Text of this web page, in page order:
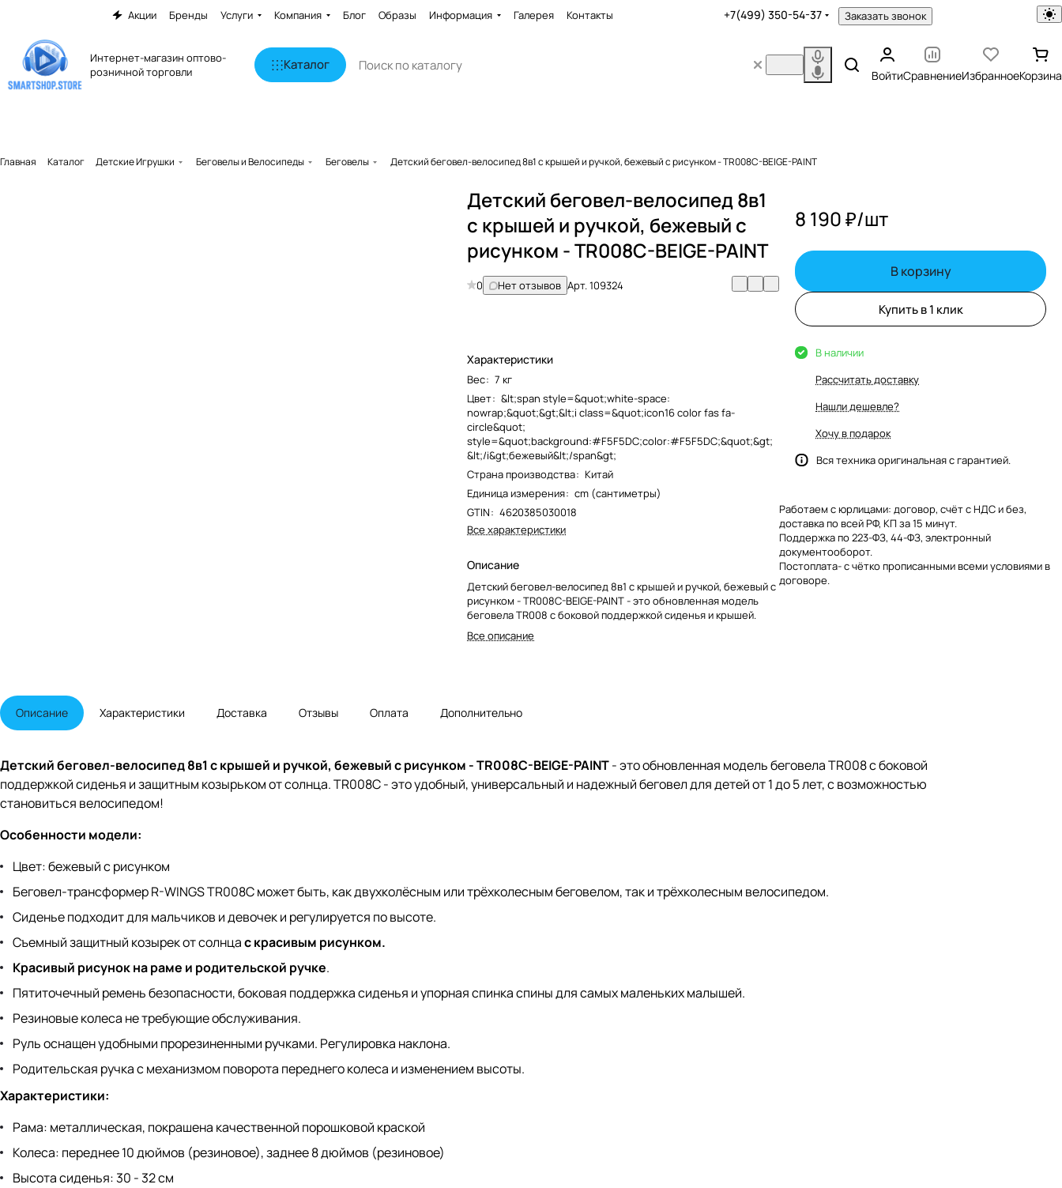
Акции Бренды Услуги Компания Блог Образы Информация Галерея Контакты +7(499) 350-54-37 Заказать звонок
Интернет-магазин оптово-
розничной торговли
Каталог
ВойтиСравнениеИзбранноеКорзина
Главная Каталог Детские Игрушки Беговелы и Велосипеды Беговелы Детский беговел-велосипед 8в1 с крышей и ручкой, бежевый с рисунком - TR008C-BEIGE-PAINT
Детский беговел-велосипед 8в1
с крышей и ручкой, бежевый с
рисунком - TR008C-BEIGE-PAINT
0 Нет отзывов Арт.109324
Характеристики
Вес: 7 кг
Цвет: &lt;span style=&quot;white-space:
nowrap;&quot;&gt;&lt;i class=&quot;icon16 color fas fa-
circle&quot;
style=&quot;background:#F5F5DC;color:#F5F5DC;&quot;&gt;
&lt;/i&gt;бежевый&lt;/span&gt;
Страна производства: Китай
Единица измерения: cm (сантиметры)
GTIN: 4620385030018
Все характеристики
Описание
Детский беговел-велосипед 8в1 с крышей и ручкой, бежевый с
рисунком - TR008C-BEIGE-PAINT - это обновленная модель
беговела TR008 с боковой поддержкой сиденья и крышей.
Все описание
8 190 ₽/шт
В корзину
Купить в 1 клик
В наличии
Рассчитать доставку
Нашли дешевле?
Хочу в подарок
Вся техника оригинальная с гарантией.
Работаем с юрлицами: договор, счёт с НДС и без,
доставка по всей РФ, КП за 15 минут.
Поддержка по 223-ФЗ, 44-ФЗ, электронный
документооборот.
Постоплата- с чётко прописанными всеми условиями в
договоре.
Описание Характеристики Доставка Отзывы Оплата Дополнительно
Детский беговел-велосипед 8в1 с крышей и ручкой, бежевый с рисунком - TR008C-BEIGE-PAINT- это обновленная модель беговела TR008 с боковой
поддержкой сиденья и защитным козырьком от солнца. TR008C - это удобный, универсальный и надежный беговел для детей от 1 до 5 лет, с возможностью
становиться велосипедом!
Особенности модели:
Цвет: бежевый с рисунком
Беговел-трансформер R-WINGS TR008C может быть, как двухколёсным или трёхколесным беговелом, так и трёхколесным велосипедом.
Сиденье подходит для мальчиков и девочек и регулируется по высоте.
Съемный защитный козырек от солнцас красивым рисунком.
Красивый рисунок на раме и родительской ручке.
Пятиточечный ремень безопасности, боковая поддержка сиденья и упорная спинка спины для самых маленьких малышей.
Резиновые колеса не требующие обслуживания.
Руль оснащен удобными прорезиненными ручками. Регулировка наклона.
Родительская ручка с механизмом поворота переднего колеса и изменением высоты.
Характеристики:
Рама: металлическая, покрашена качественной порошковой краской
Колеса: переднее 10 дюймов (резиновое), заднее 8 дюймов (резиновое)
Высота сиденья: 30 - 32 см